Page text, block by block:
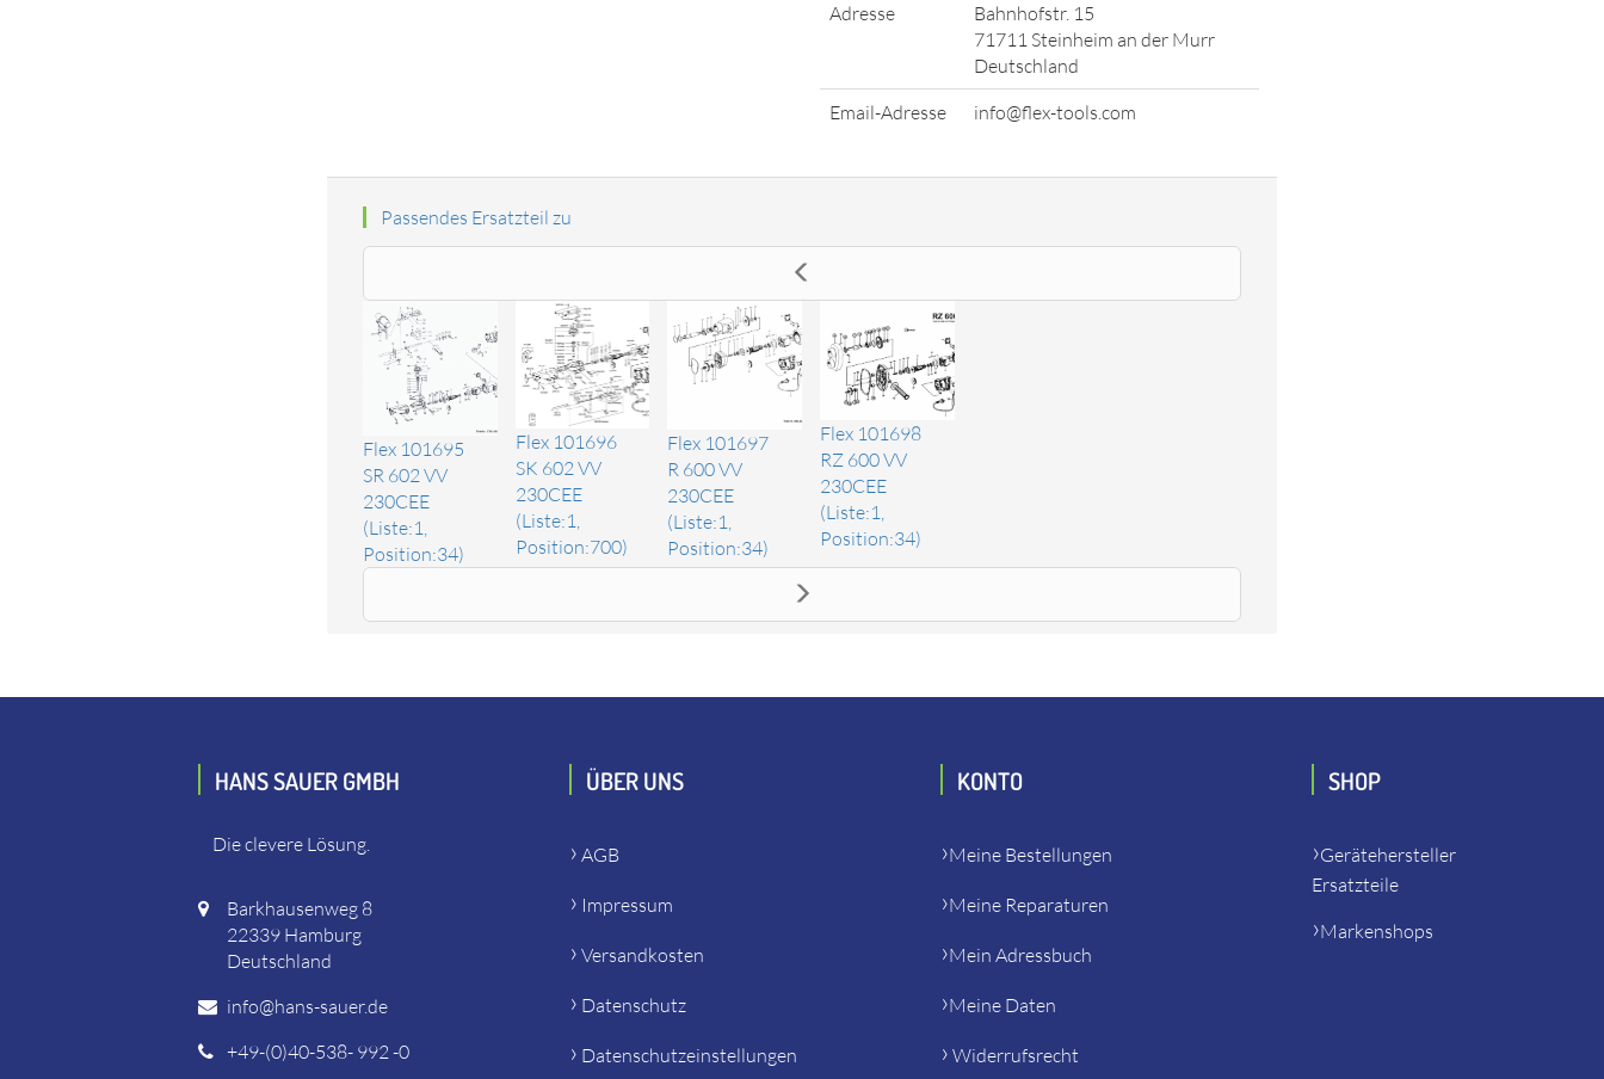
Adresse
Bahnhofstr. 15
71711 Steinheim an der Murr
Deutschland
Email-Adresse
info@flex-tools.com
Passendes Ersatzteil zu
Flex 101695
SR 602 VV
230CEE
(Liste:1,
Position:34)
Flex 101696
SK 602 VV
230CEE
(Liste:1,
Position:700)
Flex 101697
R 600 VV
230CEE
(Liste:1,
Position:34)
Flex 101698
RZ 600 VV
230CEE
(Liste:1,
Position:34)
Das Ersatzteil "Elektronik 230V 6erVV oh.PTC" online bestellen. Es passt unter anderem zu: Flex 101695 SR 602 VV 230CEE, Flex 101696 SK 602 VV 230CEE, Flex 101697 R 600
HANS SAUER GMBH
Die clevere Lösung.
Barkhausenweg 8
22339 Hamburg
Deutschland
info@hans-sauer.de
+49-(0)40-538- 992 -0
ÜBER UNS
AGB
Impressum
Versandkosten
Datenschutz
Datenschutzeinstellungen
KONTO
Meine Bestellungen
Meine Reparaturen
Mein Adressbuch
Meine Daten
Widerrufsrecht
SHOP
Gerätehersteller
Ersatzteile
Markenshops